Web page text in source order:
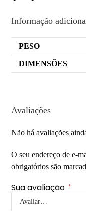
Informação
PESO
DIMENSÕES
Avaliações
Não há avaliações
O seu endereço de e-
obrigatórios são
Sua avaliação *